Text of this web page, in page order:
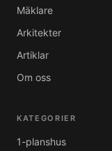
Mäklare
Arkitekter
Artiklar
Om oss
KATEGORIER
1-planshus